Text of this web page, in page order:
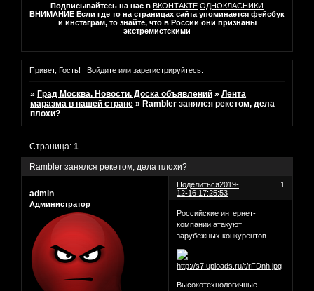
Подписывайтесь на нас в ВКОНТАКТЕ ОДНОКЛАСНИКИ
ВНИМАНИЕ Если где то на страницах сайта упоминается фейсбук
и инстаграм, то знайте, что в России они признаны
экстремистскими
Привет, Гость! Войдитеили зарегистрируйтесь.
» Град Москва. Новости. Доска объявлений »Лента
маразма в нашей стране » Rambler занялся рекетом, дела
плохи?
Rambler занялся рекетом, дела плохи?
Страница:1
Поделиться 1
2019-
12-16 17:25:53
admin
Администратор
Российские интернет-
компании атакуют
зарубежных конкурентов
Высокотехнологичные